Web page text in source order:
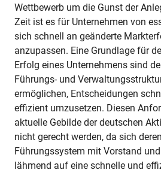
Wettbewerb um die Gunst der
Zeit ist es für Unternehmen von
sich schnell an geänderte
anzupassen. Eine Grundlage für
Erfolg eines Unternehmens sind
Führungs- und
ermöglichen, Entscheidungen
effizient umzusetzen. Diesen
aktuelle Gebilde der deutschen
nicht gerecht werden, da sich
Führungssystem mit Vorstand
lähmend auf eine schnelle und